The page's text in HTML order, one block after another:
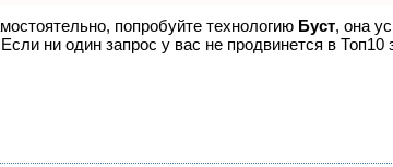
попробуйте технологию Буст, она
ни один запрос у вас не продвинется в Топ10